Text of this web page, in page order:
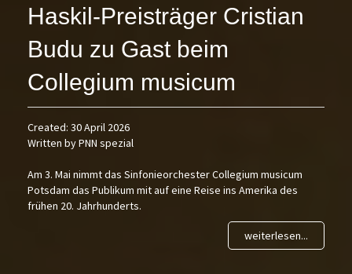
Haskil-Preisträger Cristian
Budu zu Gast beim
Collegium musicum
Created: 30 April 2026
Written by PNN spezial
Am 3. Mai nimmt das Sinfonieorchester Collegium musicum
Potsdam das Publikum mit auf eine Reise ins Amerika des
frühen 20. Jahrhunderts.
weiterlesen...